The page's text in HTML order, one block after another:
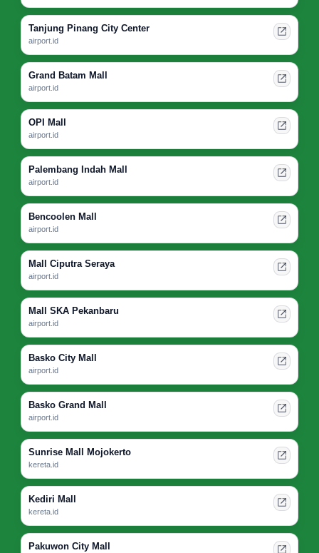
Tanjung Pinang City Center
airport.id
Grand Batam Mall
airport.id
OPI Mall
airport.id
Palembang Indah Mall
airport.id
Bencoolen Mall
airport.id
Mall Ciputra Seraya
airport.id
Mall SKA Pekanbaru
airport.id
Basko City Mall
airport.id
Basko Grand Mall
airport.id
Sunrise Mall Mojokerto
kereta.id
Kediri Mall
kereta.id
Pakuwon City Mall